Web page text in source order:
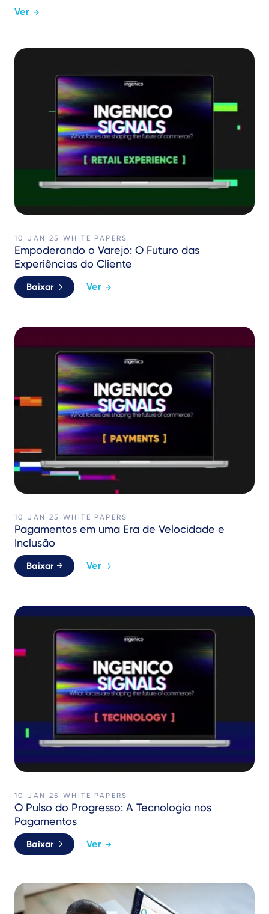
Ver
10 JAN 25 WHITE PAPERS
Empoderando o Varejo: O Futuro das
Experiências do Cliente
Baixar Ver
10 JAN 25 WHITE PAPERS
Pagamentos em uma Era de Velocidade e
Inclusão
Baixar Ver
10 JAN 25 WHITE PAPERS
O Pulso do Progresso: A Tecnologia nos
Pagamentos
Baixar Ver